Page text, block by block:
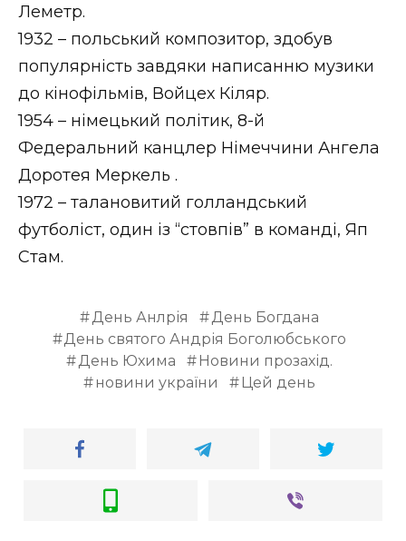
Леметр.
1932 – польський композитор, здобув
популярність завдяки написанню музики
до кінофільмів, Войцех Кіляр.
1954 – німецький політик, 8-й
Федеральний канцлер Німеччини Ангела
Доротея Меркель .
1972 – талановитий голландський
футболіст, один із “стовпів” в команді, Яп
Стам.
День Анлрія
День Богдана
День святого Андрія Боголюбського
День Юхима
Новини прозахід.
новини україни
Цей день